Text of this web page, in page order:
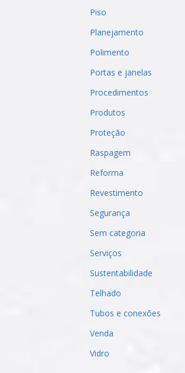
Piso
Planejamento
Polimento
Portas e janelas
Procedimentos
Produtos
Proteção
Raspagem
Reforma
Revestimento
Segurança
Sem categoria
Serviços
Sustentabilidade
Telhado
Tubos e conexões
Venda
Vidro